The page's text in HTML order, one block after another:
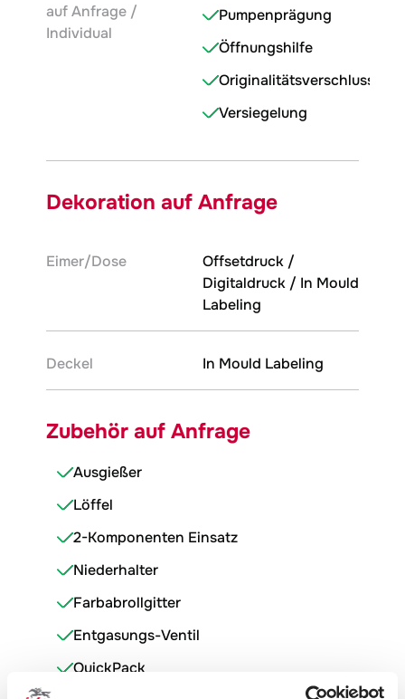
auf Anfrage /
Individual
Pumpenprägung
Öffnungshilfe
Originalitätsverschluss
Versiegelung
Dekoration auf Anfrage
Eimer/Dose
Offsetdruck /
Digitaldruck / In Mould
Labeling
Deckel In Mould Labeling
Zubehör auf Anfrage
Ausgießer
Löffel
2-Komponenten Einsatz
Niederhalter
Farbabrollgitter
Entgasungs-Ventil
QuickPack